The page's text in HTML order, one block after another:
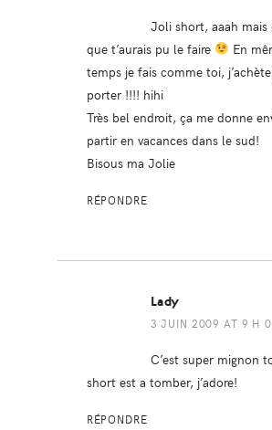
Joli short, aaah mais
que t’aurais pu le faire
En
temps je fais comme toi,
porter !!!! hihi
Très bel endroit, ça me donne
partir en vacances dans le sud!
Bisous ma Jolie
RÉPONDRE
Lady
3 JUIN 2009 AT 9 H
C’est super mignon
short est a tomber, j’adore!
RÉPONDRE